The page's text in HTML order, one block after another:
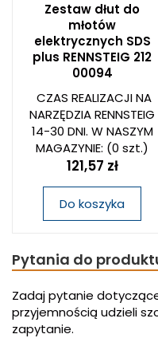
Zestaw dłut do
młotów
elektrycznych SDS
plus RENNSTEIG 212
00094
CZAS REALIZACJI NA
NARZĘDZIA RENNSTEIG
14-30 DNI. W NASZYM
MAGAZYNIE: (0 szt.)
121,57 zł
Do koszyka
Pytania do
Zadaj pytanie
przyjemnością udzieli
zapytanie.